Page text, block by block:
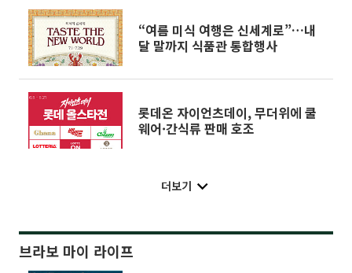
“여름 미식 여행은 신세계로”…내
달 말까지 식품관 통합행사
롯데온 자이언츠데이, 무더위에 쿨
웨어·간식류 판매 호조
더보기
브라보 마이 라이프